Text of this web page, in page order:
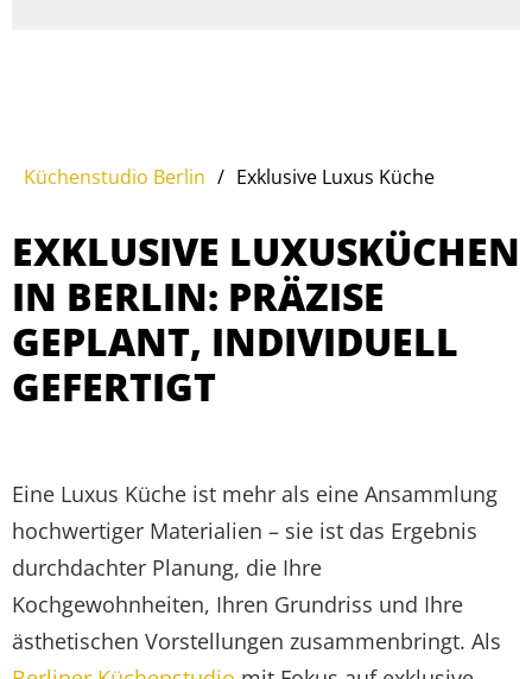
Küchenstudio Berlin / Exklusive Luxus Küche
EXKLUSIVE LUXUSKÜCHEN
IN BERLIN: PRÄZISE
GEPLANT, INDIVIDUELL
GEFERTIGT
Eine Luxus Küche ist mehr als eine Ansammlung
hochwertiger Materialien – sie ist das Ergebnis
durchdachter Planung, die Ihre
Kochgewohnheiten, Ihren Grundriss und Ihre
ästhetischen Vorstellungen zusammenbringt. Als